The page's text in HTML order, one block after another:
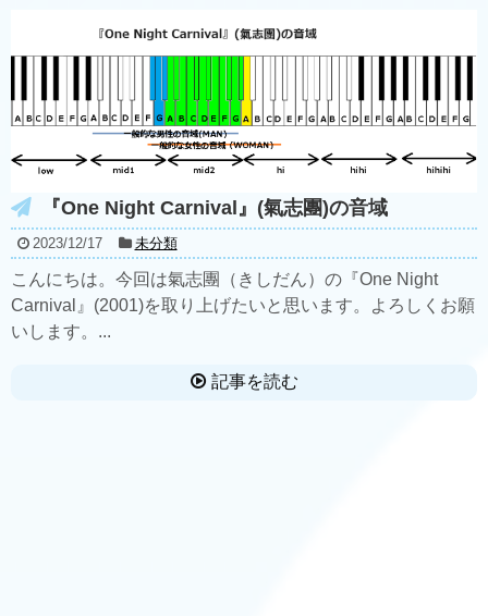
『One Night Carnival』(氣志團)の音域
2023/12/17 未分類
こんにちは。今回は氣志團（きしだん）の『One Night
Carnival』(2001)を取り上げたいと思います。よろしくお願
いします。...
記事を読む